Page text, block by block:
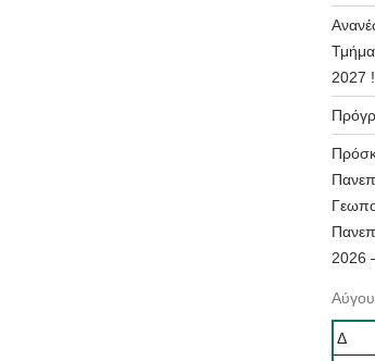
2027
2026
Δ